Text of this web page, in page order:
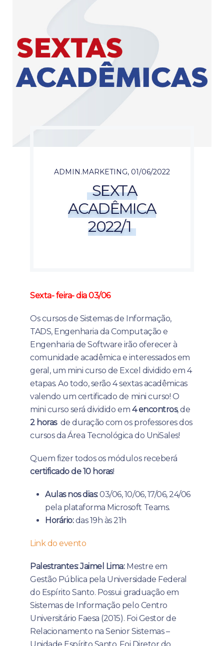
ADMIN.MARKETING, 01/06/2022
SEXTA
ACADÊMICA
2022/1
Sexta- feira- dia 03/06
Os cursos de Sistemas de Informação,
TADS, Engenharia da Computação e
Engenharia de Software irão oferecer à
comunidade acadêmica e interessados em
geral, um mini curso de Excel dividido em 4
etapas. Ao todo, serão 4 sextas acadêmicas
valendo um certificado de mini curso! O
mini curso será dividido em 4 encontros, de
2 horasde duração com os professores dos
cursos da Área Tecnológica do UniSales!
Quem fizer todos os módulos receberá
certificado de 10 horas!
Aulas nos dias:03/06, 10/06, 17/06, 24/06
pela plataforma Microsoft Teams.
Horário:das 19h às 21h
Link do evento
Palestrantes:Jaimel Lima:Mestre em
Gestão Pública pela Universidade Federal
do Espírito Santo. Possui graduação em
Sistemas de Informação pelo Centro
Universitário Faesa (2015). Foi Gestor de
Relacionamento na Senior Sistemas –